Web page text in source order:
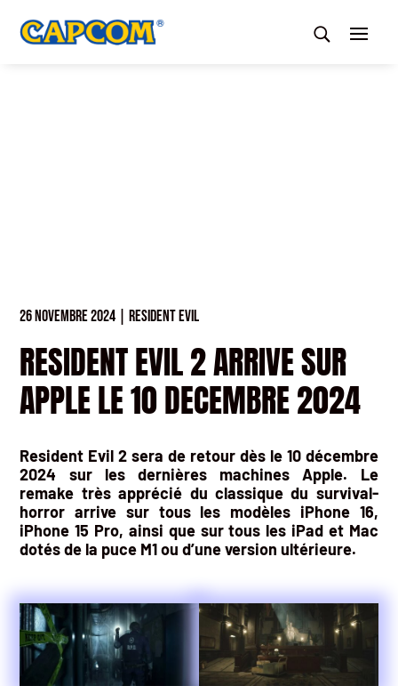
RESIDENT EVIL 2 ARRIVE SUR
APPLE LE 10 DECEMBRE 2024
26 NOVEMBRE 2024 RESIDENT EVIL
Resident Evil 2 sera de retour dès le 10 décembre
2024 sur les dernières machines Apple. Le
remake très apprécié du classique du survival-
horror arrive sur tous les modèles iPhone 16,
iPhone 15 Pro, ainsi que sur tous les iPad et Mac
dotés de la puce M1 ou d’une version ultérieure.